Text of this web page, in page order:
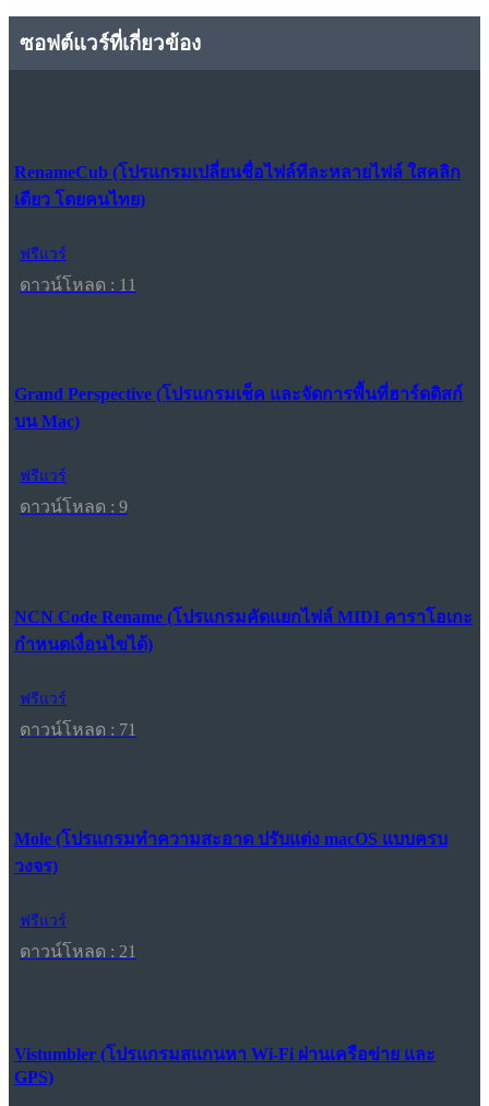
ซอฟต์แวร์ที่เกี่ยวข้อง
RenameCub (โปรแกรมเปลี่ยนชื่อไฟล์ทีละหลายไฟล์ ใสคลิก
เดียว โดยคนไทย)
ฟรีแวร์
ดาวน์โหลด : 11
Grand Perspective (โปรแกรมเช็ค และจัดการพื้นที่ฮาร์ดดิสก์
บน Mac)
ฟรีแวร์
ดาวน์โหลด : 9
NCN Code Rename (โปรแกรมคัดแยกไฟล์ MIDI คาราโอเกะ
กำหนดเงื่อนไขได้)
ฟรีแวร์
ดาวน์โหลด : 71
Mole (โปรแกรมทำความสะอาด ปรับแต่ง macOS แบบครบ
วงจร)
ฟรีแวร์
ดาวน์โหลด : 21
Vistumbler (โปรแกรมสแกนหา Wi-Fi ผ่านเครือข่าย และ
GPS)